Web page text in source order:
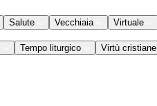
Salute Vecchiaia Virtuale
Tempo liturgico Virtù cristiane